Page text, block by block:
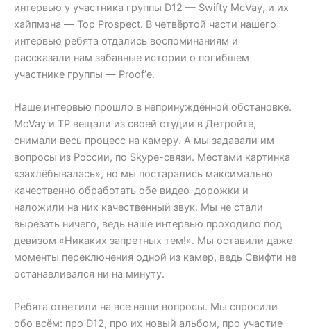
интервью у участника группы D12 — Swifty McVay, и их
хайпмэна — Top Prospect. В четвёртой части нашего
интервью ребята отдались воспоминаниям и
рассказали нам забавные истории о погибшем
участнике группы — Proof’е.
Наше интервью прошло в непринуждённой обстановке.
McVay и TP вещали из своей студии в Детройте,
снимали весь процесс на камеру. А мы задавали им
вопросы из России, по Skype-связи. Местами картинка
«захлёбывалась», но мы постарались максимально
качественно обработать обе видео-дорожки и
наложили на них качественный звук. Мы не стали
вырезать ничего, ведь наше интервью проходило под
девизом «Никаких запретных тем!». Мы оставили даже
моменты переключения одной из камер, ведь Свифти не
останавливался ни на минуту.
Ребята ответили на все наши вопросы. Мы спросили
обо всём: про D12, про их новый альбом, про участие